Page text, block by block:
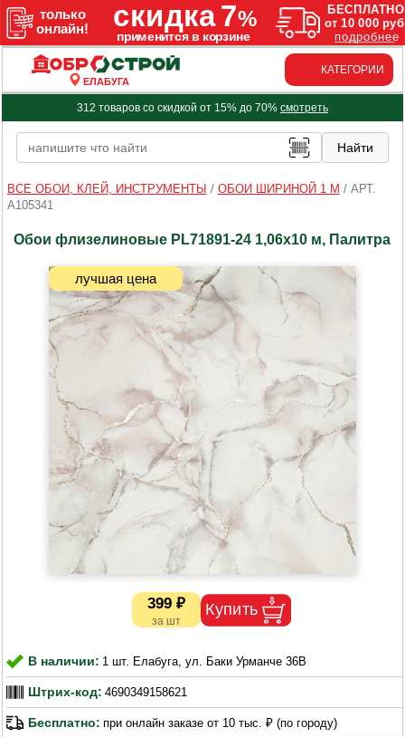
ЕЛАБУГА
КАТЕГОРИИ
312 товаров со скидкой от 15% до 70% смотреть
ВСЕ ОБОИ, КЛЕЙ, ИНСТРУМЕНТЫ / ОБОИ ШИРИНОЙ 1 М / АРТ.
A105341
Обои флизелиновые PL71891-24 1,06х10 м, Палитра
399 ₽
В наличии: 1 шт. Елабуга, ул. Баки Урманче 36В
Штрих-код: 4690349158621
Бесплатно: при онлайн заказе от 10 тыс. ₽ (по городу)